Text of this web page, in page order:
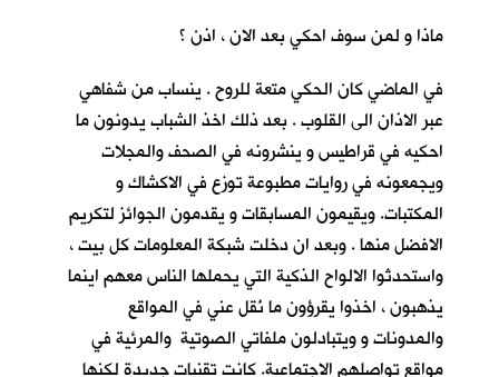
ماذا و لمن سوف احكي بعد الان ، اذن ؟
في الماضي كان الحكي متعة للروح . ينساب من شفاهي
عبر الاذان الى القلوب . بعد ذلك اخذ الشباب يدونون ما
احكيه في قراطيس و ينشرونه في الصحف والمجلات
ويجمعونه في روايات مطبوعة توزع في الاكشاك و
المكتبات. ويقيمون المسابقات و يقدمون الجوائز لتكريم
الافضل منها . وبعد ان دخلت شبكة المعلومات كل بيت ،
واستحدثوا الالواح الذكية التي يحملها الناس معهم اينما
يذهبون ، اخذوا يقرؤون ما نُقل عني في المواقع
والمدونات و ويتبادلون ملفاتي الصوتية والمرئية في
مواقع تواصلهم الاجتماعية. كانت تقنيات جديدة لكنها